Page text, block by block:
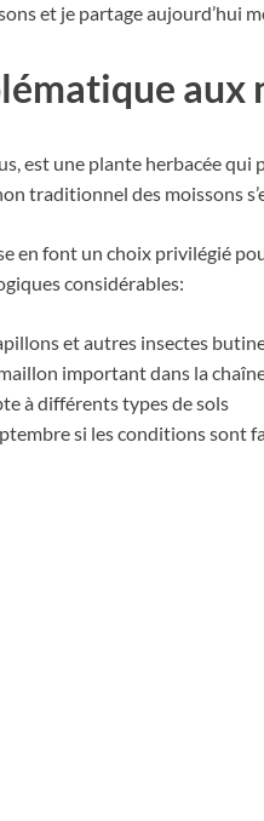
et je partage aujourd’hui
est une plante herbacée
traditionnel des moissons
en font un choix privilégié
considérables:
et autres insectes
important dans la
à différents types de sols
si les conditions sont